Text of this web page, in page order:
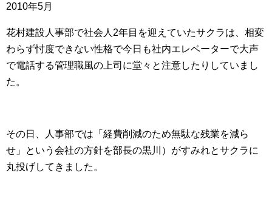
2010年5月
花村建設人事部で社会人2年目を迎えていたサクラは、 相変
わらず忖度できない性格で今日も社内エレベーターで大声
で電話する管理職風の上司に堂々と注意したりしていまし
た。
その日、人事部では「経費削減のため無駄な残業を減ら
せ」という会社の方針を部長の黒川）がすみれとサクラに
丸投げしてきました。